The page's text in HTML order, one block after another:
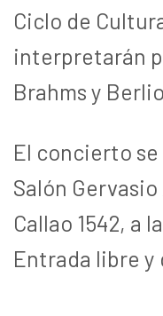
Ciclo de
interpretarán
Brahms y
El concierto
Salón Gervasio
Callao 1542, a
Entrada libre